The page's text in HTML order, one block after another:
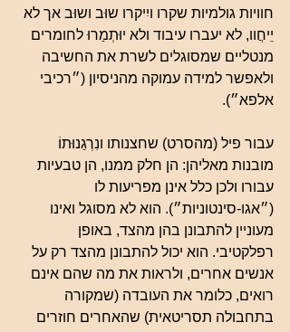
חוויות גולמיות שקרו ויִיקרו שוּב ושוּב אך לא
יֵיחֲוו, לא יעברו עיבוד ולא יוּתְמַרוּ לחומרים
מנטליים שמסוגלים לשרת את החשיבה
ולאפשר למידה עמוקה מהניסיון (״רכיבי
אלפא״).
עבור פיל (מהסרט) שחצנותו ונִרְגַנוּתוֹ
מובנות מאליהן: הן חלק ממנו, הן טבעיות
עבורו ולכן כלל אינן מפריעות לו
(״אגו-סינטוניות״). הוא לא מסוגל ואינו
מעוניין להתבונן בהן מהצד, באופן
רפלקטיבי. הוא יכול להתבונן מהצד רק על
אנשים אחרים, ולראות את מה שהם אינם
רואים, כלומר את העובדה (שמקורה
בתחבולה תסריטאית) שהאחרים חוזרים